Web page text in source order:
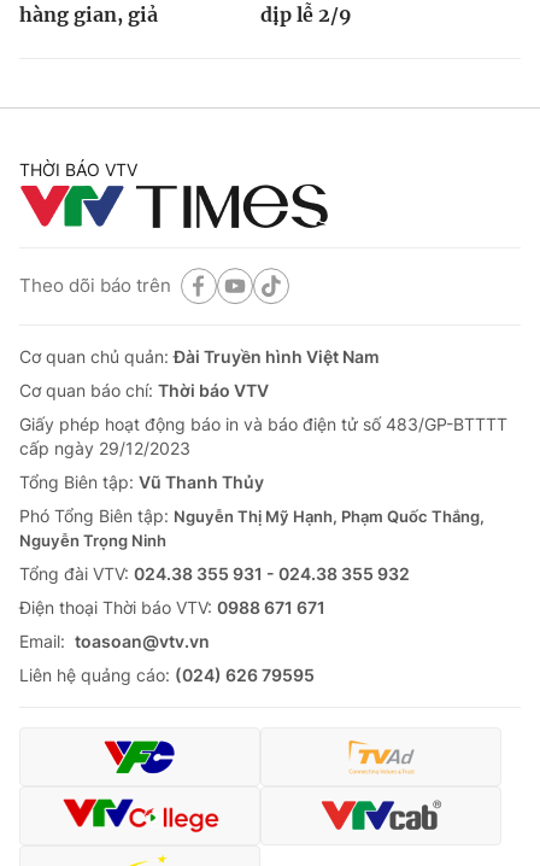
hàng gian, giả
dịp lễ 2/9
THỜI BÁO VTV
Theo dõi báo trên
Cơ quan chủ quản:Đài Truyền hình Việt Nam
Cơ quan báo chí: Thời báo VTV
Giấy phép hoạt động báo in và báo điện tử số 483/GP-BTTTT
cấp ngày 29/12/2023
Tổng Biên tập: Vũ Thanh Thủy
Phó Tổng Biên tập: Nguyễn Thị Mỹ Hạnh, Phạm Quốc Thắng,
Nguyễn Trọng Ninh
Tổng đài VTV: 024.38 355 931 - 024.38 355 932
Ðiện thoại Thời báo VTV: 0988 671 671
Email: toasoan@vtv.vn
Liên hệ quảng cáo: (024) 626 79595